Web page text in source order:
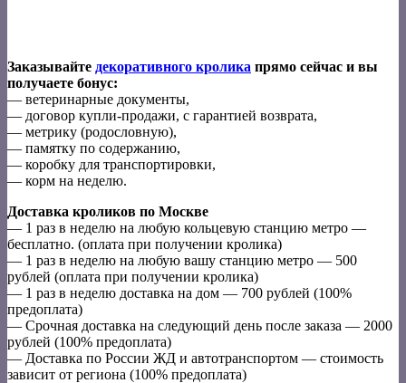
Заказывайте декоративного кролика прямо сейчас и вы
получаете бонус:
— ветеринарные документы,
— договор купли-продажи, с гарантией возврата,
— метрику (родословную),
— памятку по содержанию,
— коробку для транспортировки,
— корм на неделю.
Доставка кроликов по Москве
— 1 раз в неделю на любую кольцевую станцию метро —
бесплатно. (оплата при получении кролика)
— 1 раз в неделю на любую вашу станцию метро — 500
рублей (оплата при получении кролика)
— 1 раз в неделю доставка на дом — 700 рублей (100%
предоплата)
— Срочная доставка на следующий день после заказа — 2000
рублей (100% предоплата)
— Доставка по России ЖД и автотранспортом — стоимость
зависит от региона (100% предоплата)